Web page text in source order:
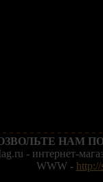
НАМ
- интернет-
WWW -